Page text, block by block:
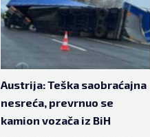
Austrija: Teška saobraćajna
nesreća, prevrnuo se
kamion vozača iz BiH